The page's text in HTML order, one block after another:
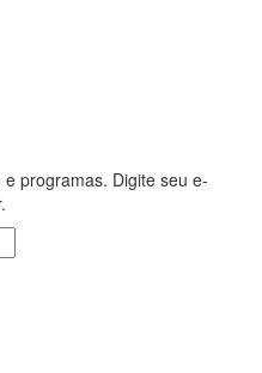
programas. Digite seu e-